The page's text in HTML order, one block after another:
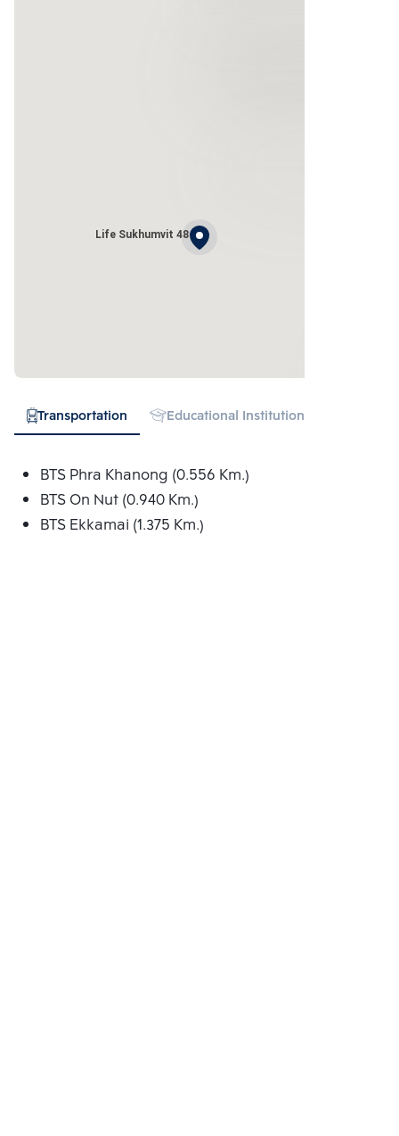
Life Sukhumvit 48
Transportation Educational Institution
BTS Phra Khanong (0.556 Km.)
BTS On Nut (0.940 Km.)
BTS Ekkamai (1.375 Km.)